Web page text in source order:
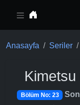
Anasayfa Seriler
Kimetsu
Bölüm No: 23